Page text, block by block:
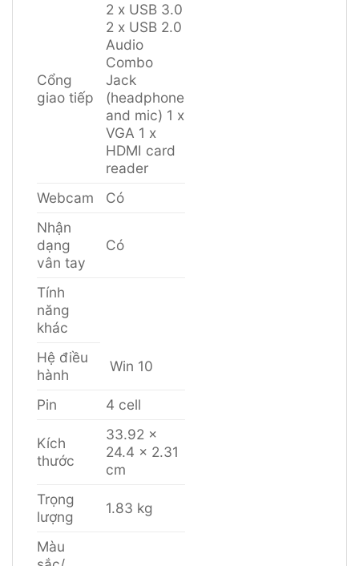
Cổng
giao tiếp
2 x USB 3.0
2 x USB 2.0
Audio
Combo
Jack
(headphone
and mic) 1 x
VGA 1 x
HDMI card
reader
Webcam
Có
Nhận
dạng
vân tay
Có
Tính
năng
khác
Hệ điều
hành
Win 10
Pin 4 cell
Kích
thước
33.92 x
24.4 x 2.31
cm
Trọng
lượng
1.83 kg
Màu